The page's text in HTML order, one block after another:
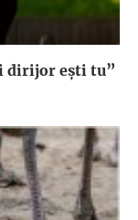
dirijor ești tu”